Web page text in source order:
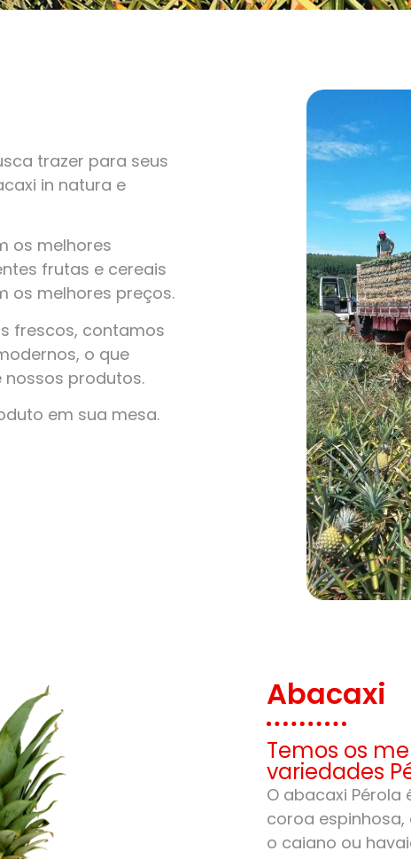
trazer para seus
in natura e
os melhores
frutas e cereais
os melhores preços.
frescos, contamos
o que
produtos.
em sua mesa.
Abacaxi
Temos os
variedades
O abacaxi
coroa
o caiano ou